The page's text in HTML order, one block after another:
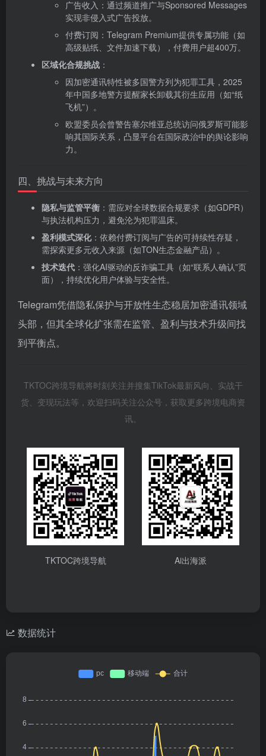
广告收入：通过频道推广与Sponsored Messages
实现非侵入式广告投放。
付费订阅：Telegram Premium提供专属功能（如
高级贴纸、文件加速下载），付费用户超400万。
区域化合规挑战 ‌：
因加密通讯特性被多国警方列为犯罪工具，2025
年中国多地警方提醒家长卸载其衍生应用（如“纸
飞机”）。
欧盟委员会曾警告塞尔维亚总统访问俄罗斯可能影
响其国际关系，凸显平台在国际政治中的舆论影响
力。
四、挑战与未来方向
隐私与监管平衡 ‌：需应对全球数据合规要求（如GDPR）
与执法机构压力，避免沦为犯罪温床。
盈利模式深化‌：依赖付费订阅与广告的可持续性存疑，
需探索更多元收入来源（如TON生态金融产品）。
技术迭代 ‌：强化AI驱动的反诈骗工具（如“联系人确认”页
面），持续优化用户体验与安全性。
Telegram凭借隐私保护与开放性生态稳居加密通讯领域
头部，但其全球化扩张需在监管、盈利与技术升级间找
到平衡点。
TKTOC跨境导航将时刻关注并搜集TikTok最新风向、实战干
货、变现玩法等，欢迎扫码关注公众号，获取更多跨境电商资
讯。
TKTOC跨境导航 Ai出海派
数据统计